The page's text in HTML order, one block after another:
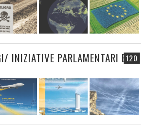
120
INIZIATIVE PARLAMENTARI E